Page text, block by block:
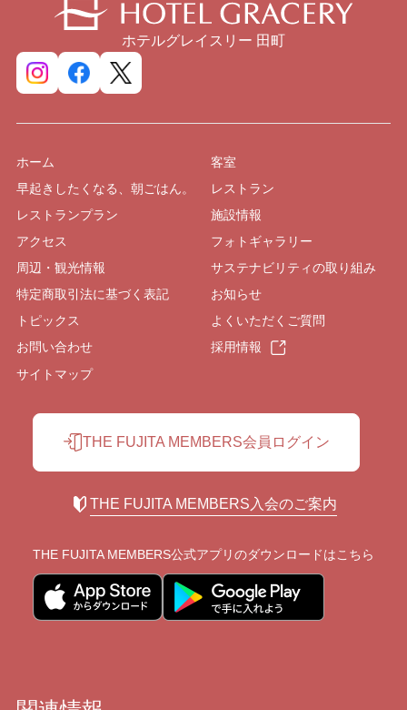
ホテルグレイスリー 田町
ホーム
客室
早起きしたくなる、朝ごはん。
レストラン
レストランプラン
施設情報
アクセス
フォトギャラリー
周辺・観光情報
サステナビリティの取り組み
特定商取引法に基づく表記
お知らせ
トピックス
よくいただくご質問
お問い合わせ
採用情報
サイトマップ
THE FUJITA MEMBERS会員ログイン
THE FUJITA MEMBERS入会のご案内
THE FUJITA MEMBERS公式アプリのダウンロードはこちら